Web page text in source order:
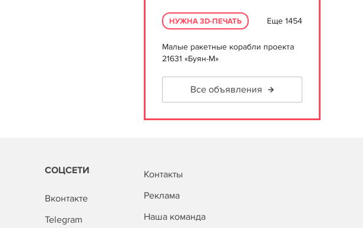
НУЖНА 3D-ПЕЧАТЬ Еще 1454
Малые ракетные корабли проекта
21631 «Буян-М»
Все объявления
СОЦСЕТИ
Вконтакте
Telegram
Контакты
Реклама
Наша команда